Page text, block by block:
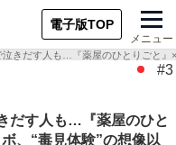
電子版TOP
メニュー
きだす人も…『薬屋のひとりごと
#3
だす人も…『薬屋のひと
、“毒見体験”の想像以